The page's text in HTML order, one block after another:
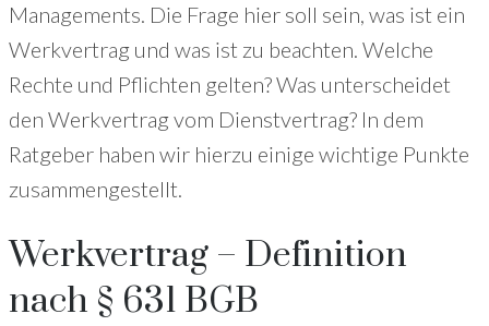
Managements. Die Frage hier soll sein, was ist ein
Werkvertrag und was ist zu beachten. Welche
Rechte und Pflichten gelten? Was unterscheidet
den Werkvertrag vom Dienstvertrag? In dem
Ratgeber haben wir hierzu einige wichtige Punkte
zusammengestellt.
Werkvertrag – Definition
nach § 631 BGB